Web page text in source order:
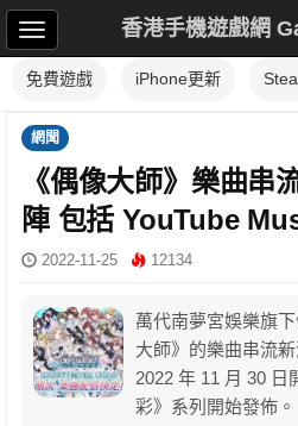
香港手機遊戲網
免費遊戲 iPhone更新
網聞
《偶像大師》樂曲串
陣 包括 YouTube
2022-11-25 12134
萬代南夢宮娛樂旗
大師》的樂曲串流
2022 年 11 月 30 日
彩》系列開始發佈。